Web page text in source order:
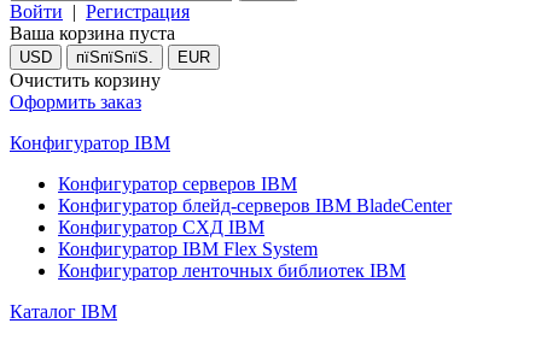
Войти | Регистрация
Ваша корзина пуста
USD пїЅпїЅпїЅ. EUR
Очистить корзину
Оформить заказ
Конфигуратор IBM
Конфигуратор серверов IBM
Конфигуратор блейд-серверов IBM BladeCenter
Конфигуратор СХД IBM
Конфигуратор IBM Flex System
Конфигуратор ленточных библиотек IBM
Каталог IBM